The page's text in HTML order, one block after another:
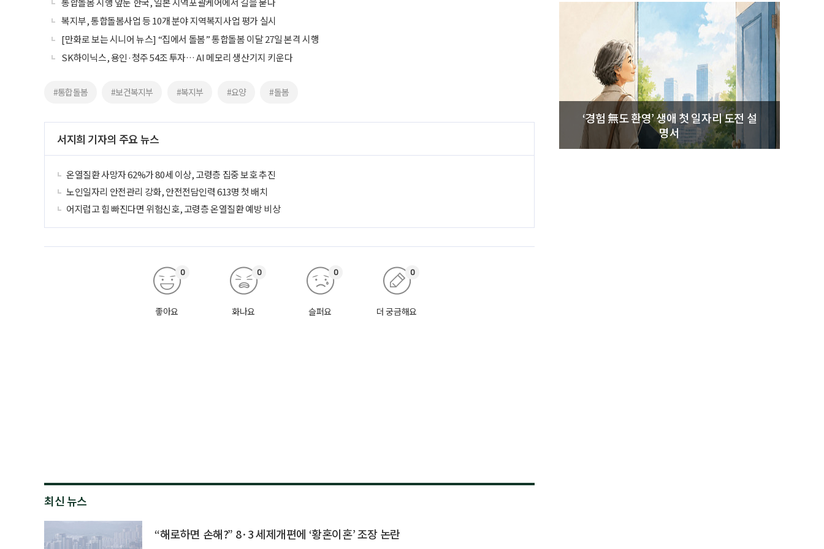
복지부, 통합돌봄사업 등 10개 분야 지역복지사업 평가 실시
[만화로 보는 시니어 뉴스] “집에서 돌봄” 통합돌봄 이달 27일 본격 시행
SK하이닉스, 용인·청주 54조 투자… AI 메모리 생산기지 키운다
#통합돌봄 #보건복지부 #복지부 #요양 #돌봄
서지희 기자의 주요 뉴스
온열질환 사망자 62%가 80세 이상, 고령층 집중 보호 추진
노인일자리 안전관리 강화, 안전전담인력 613명 첫 배치
어지럽고 힘 빠진다면 위험신호, 고령층 온열질환 예방 비상
좋아요
0
화나요
0
슬퍼요
0
더 궁금해요
0
최신 뉴스
“해로하면 손해?” 8·3 세제개편에 ‘황혼이혼’ 조장 논란
‘경험 無도 환영’ 생애 첫 일자리 도전 설
명서